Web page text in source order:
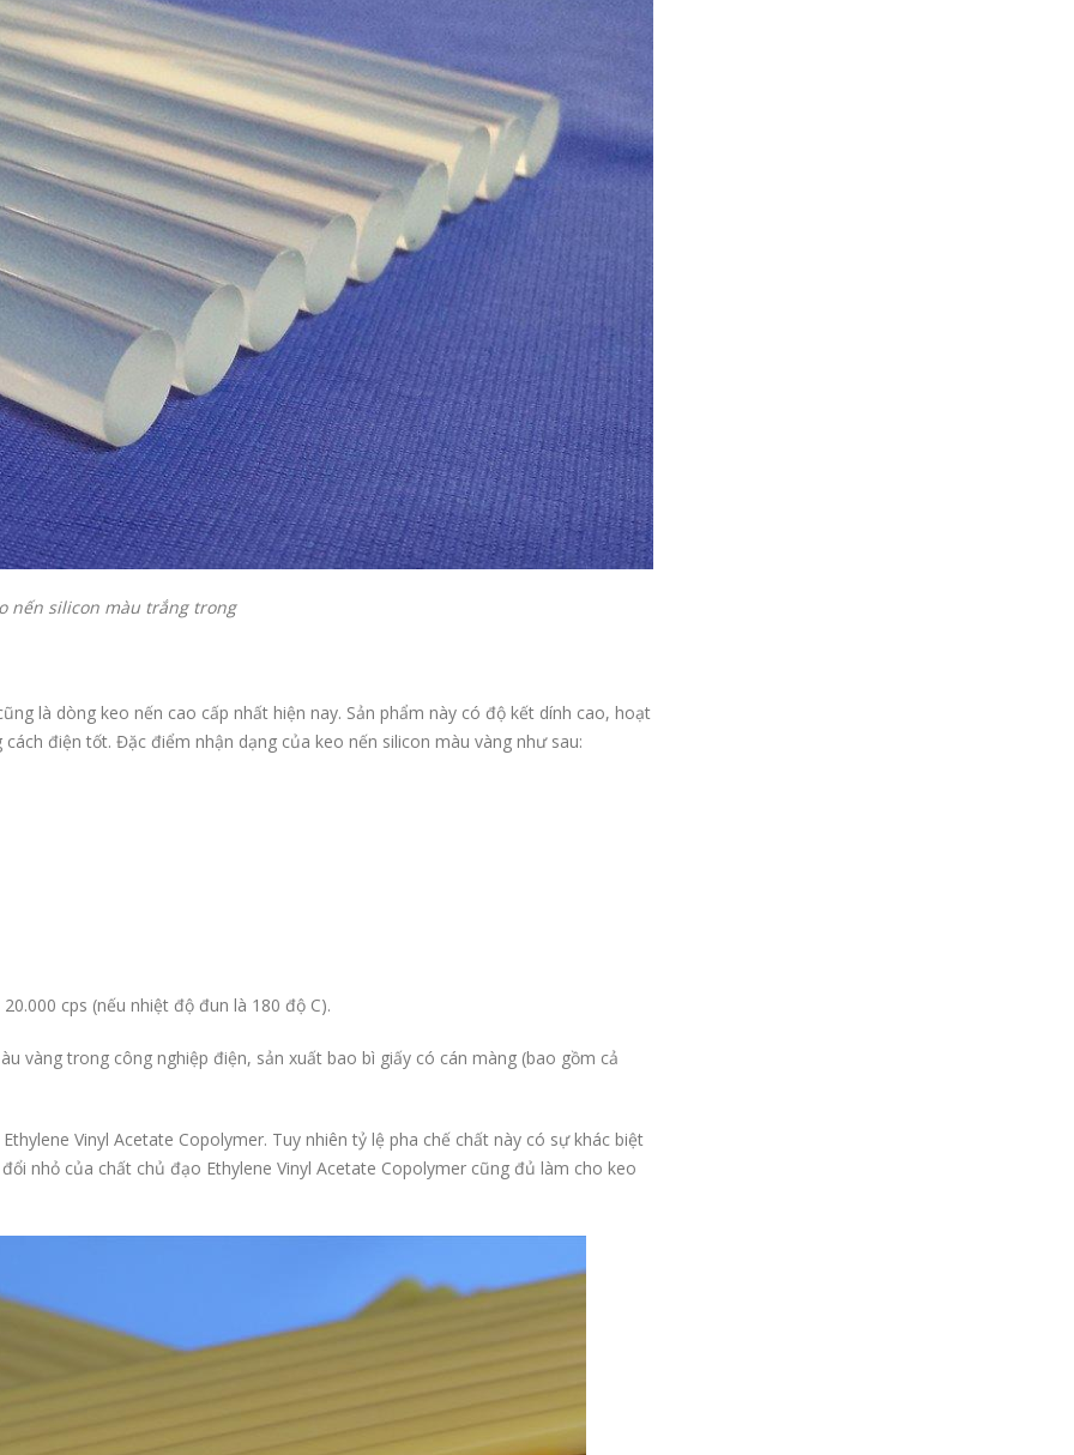
nến silicon màu trắng trong
là dòng keo nến cao cấp nhất hiện nay. Sản phẩm này có độ kết dính cao, hoạt
điện tốt. Đặc điểm nhận dạng của keo nến silicon màu vàng như sau:
cps (nếu nhiệt độ đun là 180 độ C).
vàng trong công nghiệp điện, sản xuất bao bì giấy có cán màng (bao gồm cả
Vinyl Acetate Copolymer. Tuy nhiên tỷ lệ pha chế chất này có sự khác biệt
nhỏ của chất chủ đạo Ethylene Vinyl Acetate Copolymer cũng đủ làm cho keo